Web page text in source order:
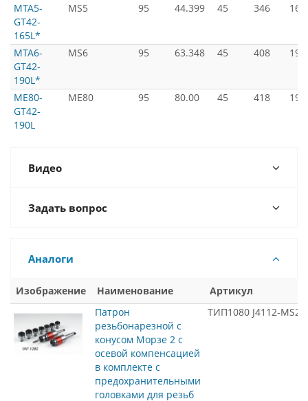
MTA5-
GT42-
165L*
MS5 95 44.399 45 346 165
MTA6-
GT42-
190L*
MS6 95 63.348 45 408 190
ME80-
GT42-
190L
ME80 95 80.00 45 418 190
Видео
Задать вопрос
Аналоги
Изображение Наименование
Артикул
Патрон
резьбонарезной с
конусом Морзе 2 с
осевой компенсацией
в комплекте с
предохранительными
головками для резьб
ТИП1080 J4112-MS2